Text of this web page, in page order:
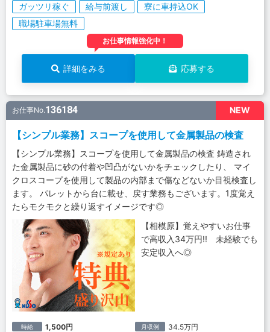
ガッツリ稼ぐ
給与前渡し
寮に車持込OK
職場駐車場無料
お仕事情報強化中！
詳細をみる 応募する
NEW
お仕事No.136184
【シンプル業務】スコープを使用して金属製品の検査
【シンプル業務】スコープを使用して金属製品の検査 鋳造され
た金属製品に砂の付着や凹凸がないかをチェックしたり、 マイ
クロスコープを使用して製品の内部まで傷などないか目視検査し
ます。 パレットから台に載せ、戻す業務もございます。1度覚え
たらモクモクと繰り返すイメージです◎
【相模原】覚えやすいお仕事
で高収入34万円!! 未経験でも
安定収入へ◎
時給 1,500円 月収例 34.5万円